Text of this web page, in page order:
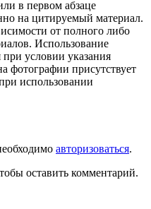
в первом абзаце
на цитируемый материал.
от полного либо
Использование
условии указания
фотографии присутствует
использовании
авторизоваться.
оставить комментарий.